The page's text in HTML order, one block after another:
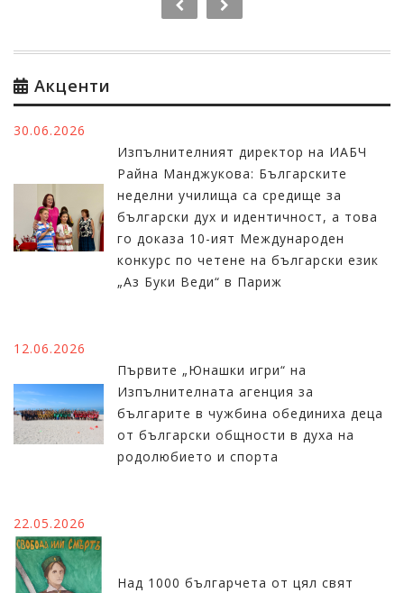
Акценти
30.06.2026
Изпълнителният директор на ИАБЧ
Райна Манджукова: Българските
неделни училища са средище за
български дух и идентичност, а това
го доказа 10-ият Международен
конкурс по четене на български език
„Аз Буки Веди“ в Париж
12.06.2026
Първите „Юнашки игри“ на
Изпълнителната агенция за
българите в чужбина обединиха деца
от български общности в духа на
родолюбието и спорта
22.05.2026
Над 1000 българчета от цял свят